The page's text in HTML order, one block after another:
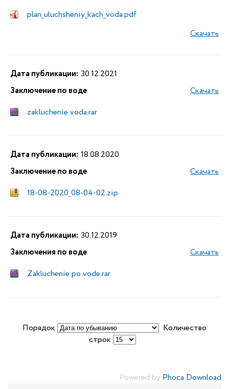
plan_uluchsheniy_kach_voda.pdf
Скачать
Дата публикации: 30.12.2021
Заключение по воде
zakluchenie voda.rar
Скачать
Дата публикации: 18.08.2020
Заключение по воде
18-08-2020_08-04-02.zip
Скачать
Дата публикации: 30.12.2019
Заключения по воде
Zakluchenie po vode.rar
Скачать
Порядок
Количество
строк
Powered by Phoca Download